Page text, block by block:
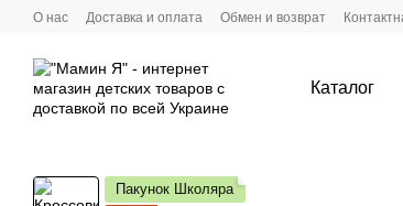
Перейти к основному контенту
О нас Доставка и оплата Обмен и возврат
Каталог
Пакунок Школяра